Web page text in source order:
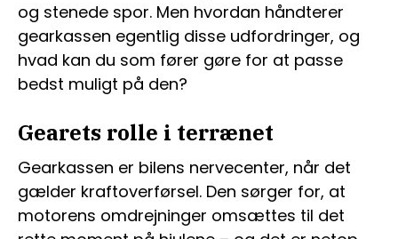
og stenede spor. Men hvordan håndterer
gearkassen egentlig disse udfordringer, og
hvad kan du som fører gøre for at passe
bedst muligt på den?
Gearets rolle i terrænet
Gearkassen er bilens nervecenter, når det
gælder kraftoverførsel. Den sørger for, at
motorens omdrejninger omsættes til det